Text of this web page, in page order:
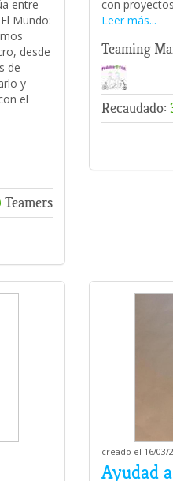
entre
Mundo:
desde
de
y
el
Teamers
con
Leer más...
Teaming
Recaudado:
creado el 16/03/
Ayudad